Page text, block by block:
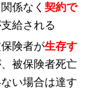
係なく 契約で
給される
険者が生存す
被保険者死亡
い場合は達す